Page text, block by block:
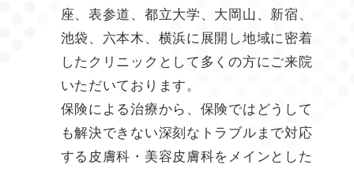
座、表参道、都立大学、大岡山、新宿、
池袋、六本木、横浜に展開し地域に密着
したクリニックとして多くの方にご来院
いただいております。
保険による治療から、保険ではどうして
も解決できない深刻なトラブルまで対応
する皮膚科・美容皮膚科をメインとした